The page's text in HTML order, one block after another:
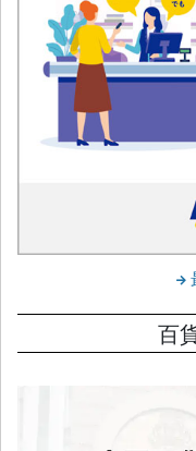
百